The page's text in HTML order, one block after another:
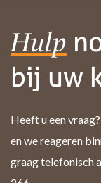
Hulp
bij uw
Heeft u een
en we reageren
graag telefonisch